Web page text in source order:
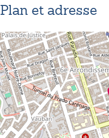
Plan et adresse